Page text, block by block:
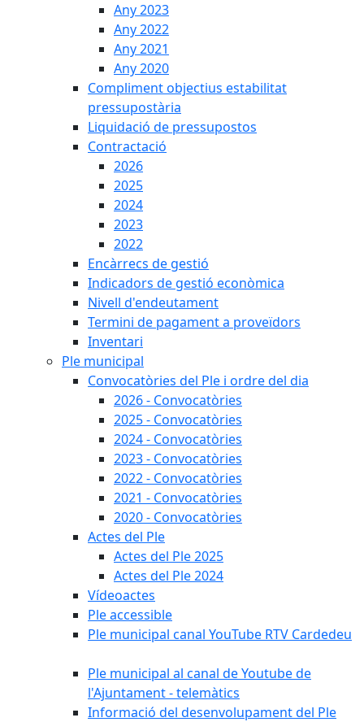
Any 2023
Any 2022
Any 2021
Any 2020
Compliment objectius estabilitat
pressupostària
Liquidació de pressupostos
Contractació
2026
2025
2024
2023
2022
Encàrrecs de gestió
Indicadors de gestió econòmica
Nivell d'endeutament
Termini de pagament a proveïdors
Inventari
Ple municipal
Convocatòries del Ple i ordre del dia
2026 - Convocatòries
2025 - Convocatòries
2024 - Convocatòries
2023 - Convocatòries
2022 - Convocatòries
2021 - Convocatòries
2020 - Convocatòries
Actes del Ple
Actes del Ple 2025
Actes del Ple 2024
Vídeoactes
Ple accessible
Ple municipal canal YouTube RTV Cardedeu
Ple municipal al canal de Youtube de
l'Ajuntament - telemàtics
Informació del desenvolupament del Ple